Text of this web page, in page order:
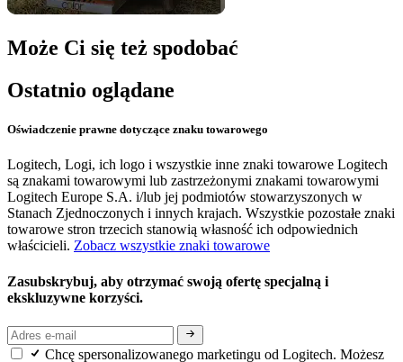
Może Ci się też spodobać
Ostatnio oglądane
Oświadczenie prawne dotyczące znaku towarowego
Logitech, Logi, ich logo i wszystkie inne znaki towarowe Logitech
są znakami towarowymi lub zastrzeżonymi znakami towarowymi
Logitech Europe S.A. i/lub jej podmiotów stowarzyszonych w
Stanach Zjednoczonych i innych krajach. Wszystkie pozostałe znaki
towarowe stron trzecich stanowią własność ich odpowiednich
właścicieli. Zobacz wszystkie znaki towarowe
Zasubskrybuj, aby otrzymać swoją ofertę specjalną i
ekskluzywne korzyści.
Chcę spersonalizowanego marketingu od Logitech. Możesz